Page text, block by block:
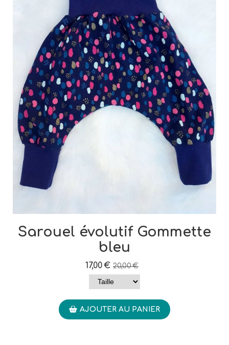
Sarouel évolutif Gommette
bleu
17,00€ 20,00€
AJOUTER AU PANIER